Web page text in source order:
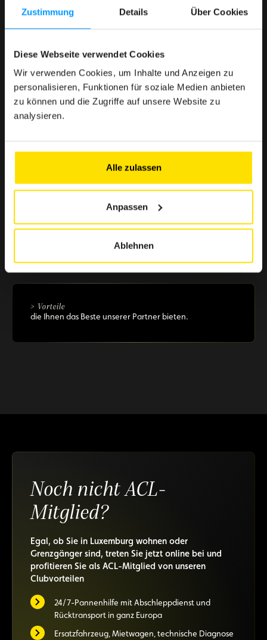
Zustimmung Details Über Cookies
Diese Webseite verwendet Cookies
Wir verwenden Cookies, um Inhalte und Anzeigen zu
personalisieren, Funktionen für soziale Medien anbieten
zu können und die Zugriffe auf unsere Website zu
analysieren.
Alle zulassen
Anpassen
Ablehnen
mühelos sein.
Eine Auswahl renommierter Marken in Luxemburg, die
Ihnen zuverlässige und unverzichtbare Vorteile
> Vorteile
die Ihnen das Beste unserer Partner bieten.
Noch nicht ACL-
Mitglied?
Egal, ob Sie in Luxemburg wohnen oder
Grenzgänger sind, treten Sie jetzt online bei und
profitieren Sie als ACL-Mitglied von unseren
Clubvorteilen
24/7-Pannenhilfe mit Abschleppdienst und
Rücktransport in ganz Europa
Ersatzfahrzeug, Mietwagen, technische Diagnose